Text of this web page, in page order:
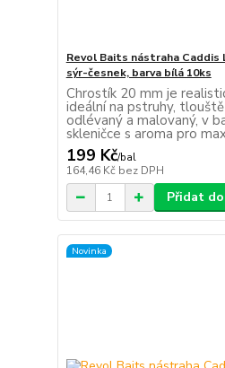
Revol Baits nástraha Caddis
sýr-česnek, barva bílá 10ks
Chrostík 20 mm je
ideální na pstruhy, tlouště
odlévaný a malovaný, v
skleničce s aroma pro
199 Kč/bal
164,46 Kč bez DPH
Přidat
Novinka